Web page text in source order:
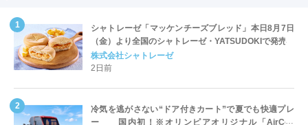
シャトレーゼ「マッケンチーズブレッド」本日8月7日
（金）より全国のシャトレーゼ・YATSUDOKIで発売
株式会社シャトレーゼ
2日前
冷気を逃がさない“ドア付きカート”で夏でも快適プレ
ー 国内初！※オリンピアオリジナル「AirCon